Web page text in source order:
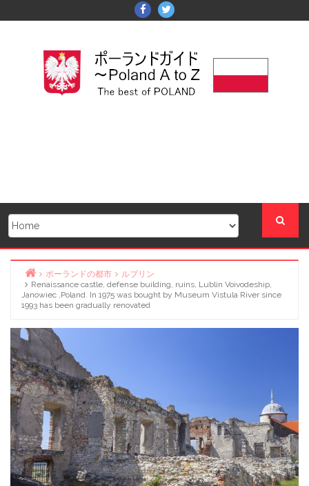
to
Facebook
Twitter
Home
ポーランドの都市
ルブリン
Renaissance castle, defense building, ruins, Lublin Voivodeship,
Janowiec ,Poland. In 1975 was bought by Museum Vistula River since
1993 has been gradually renovated